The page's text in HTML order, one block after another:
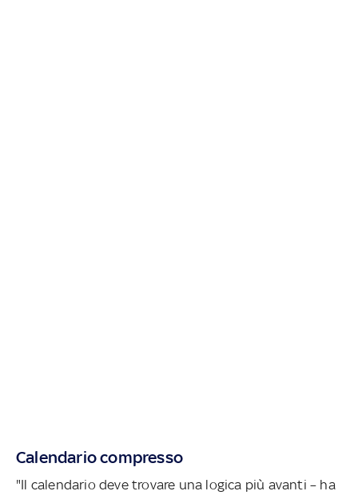
Calendario compresso
"Il calendario deve trovare una logica più avanti – ha